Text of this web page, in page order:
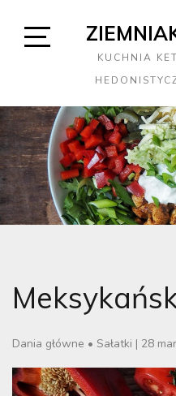
KUCHNIA
Dania główne • Sałatki | 28